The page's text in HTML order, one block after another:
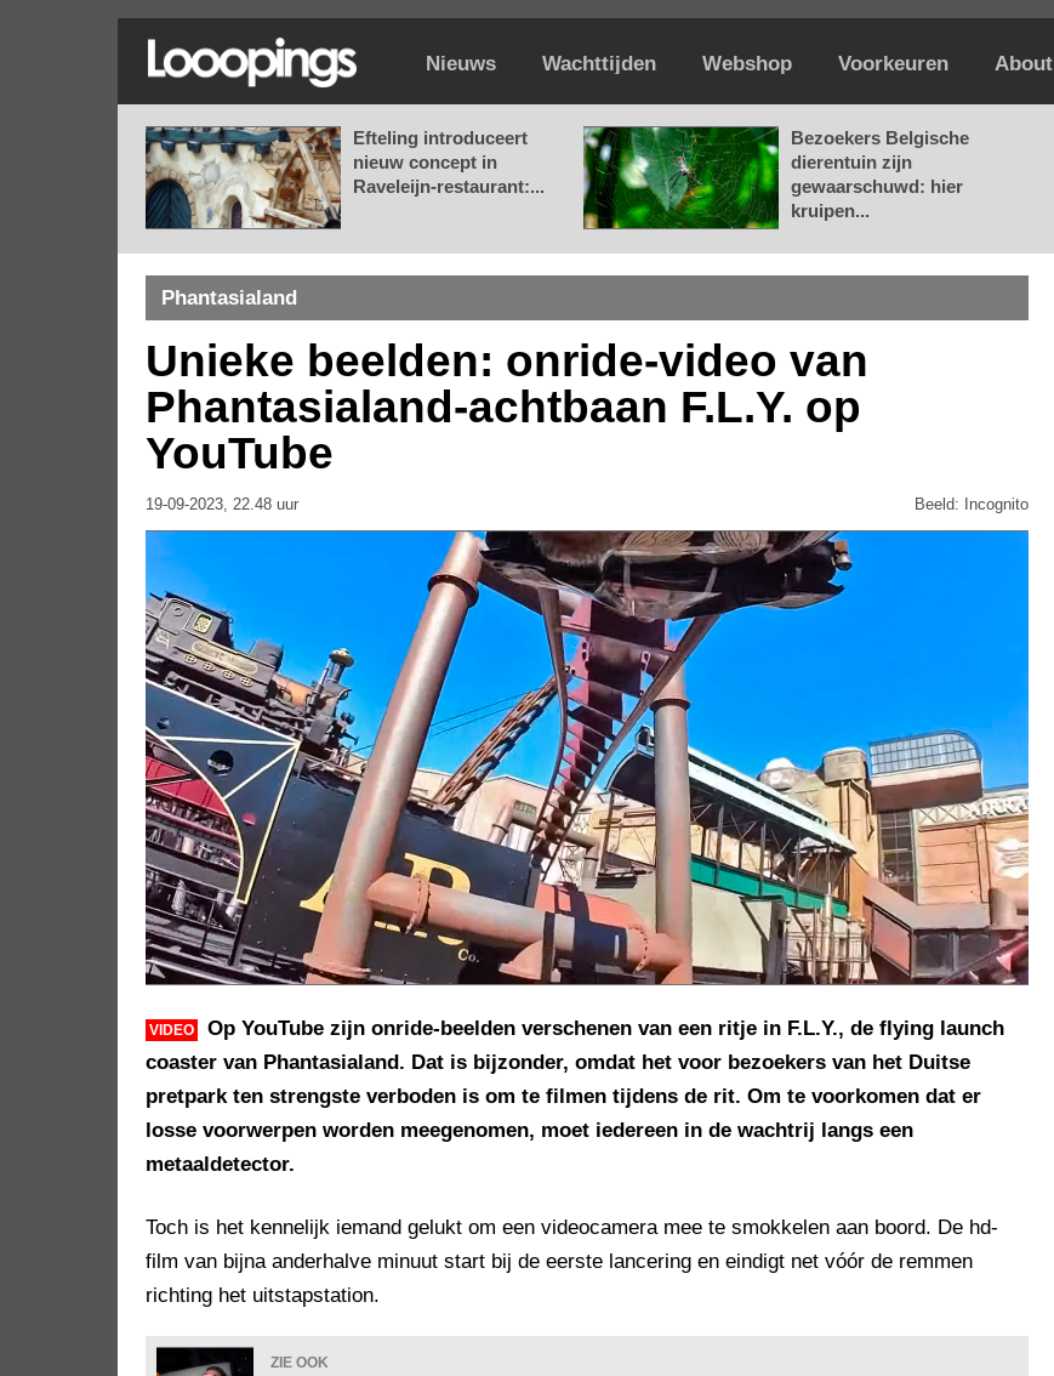
Nieuws Wachttijden Webshop Voorkeuren About
Efteling introduceert
nieuw concept in
Raveleijn-restaurant:...
Bezoekers Belgische
dierentuin zijn
gewaarschuwd: hier
kruipen...
Phantasialand
Unieke beelden: onride-video van
Phantasialand-achtbaan F.L.Y. op
YouTube
19-09-2023, 22.48 uur Beeld: Incognito
VIDEO
Op YouTube zijn onride-beelden verschenen van een ritje in F.L.Y., de flying launch
coaster van Phantasialand. Dat is bijzonder, omdat het voor bezoekers van het Duitse
pretpark ten strengste verboden is om te filmen tijdens de rit. Om te voorkomen dat er
losse voorwerpen worden meegenomen, moet iedereen in de wachtrij langs een
metaaldetector.
Toch is het kennelijk iemand gelukt om een videocamera mee te smokkelen aan boord. De hd-
film van bijna anderhalve minuut start bij de eerste lancering en eindigt net vóór de remmen
richting het uitstapstation.
ZIE OOK